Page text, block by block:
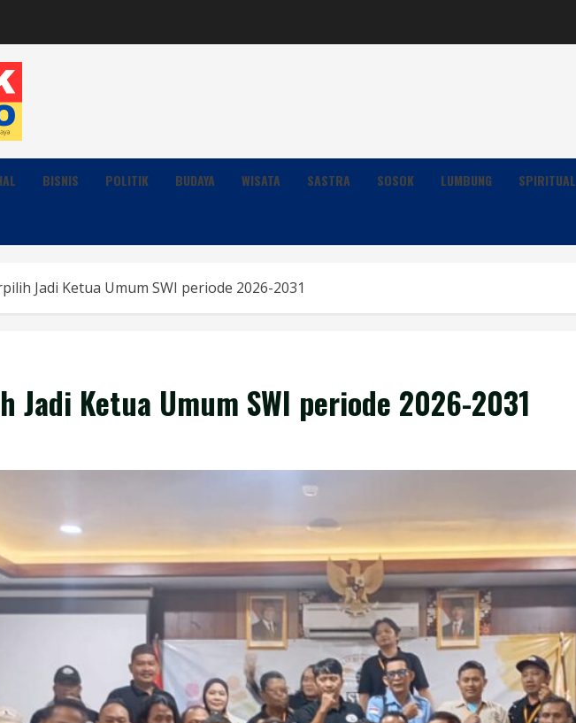
BISNIS POLITIK BUDAYA WISATA SASTRA SOSOK LUMBUNG SPIRITUAL
Jadi Ketua Umum SWI periode 2026-2031
Jadi Ketua Umum SWI periode 2026-2031